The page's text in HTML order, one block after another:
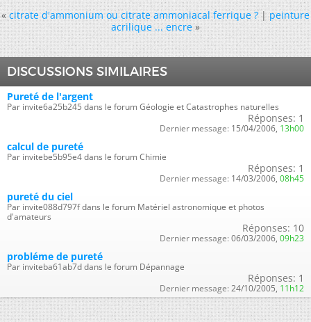
« citrate d'ammonium ou citrate ammoniacal ferrique ?|peinture
acrilique ... encre »
DISCUSSIONS SIMILAIRES
Pureté de l'argent
Par invite6a25b245 dans le forum Géologie et Catastrophes naturelles
Réponses: 1
Dernier message: 15/04/2006, 13h00
calcul de pureté
Par invitebe5b95e4 dans le forum Chimie
Réponses: 1
Dernier message: 14/03/2006, 08h45
pureté du ciel
Par invite088d797f dans le forum Matériel astronomique et photos
d'amateurs
Réponses: 10
Dernier message: 06/03/2006, 09h23
probléme de pureté
Par inviteba61ab7d dans le forum Dépannage
Réponses: 1
Dernier message: 24/10/2005, 11h12